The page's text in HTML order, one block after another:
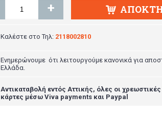
+
Καλέστε στοΤηλ: 2118002810
Ενημερώνουμε ότι λειτουργούμε κανονικά για
Ελλάδα.
Aντικαταβολή εντός Αττικής, όλες οι
κάρτες μέσω Viva payments και Paypal